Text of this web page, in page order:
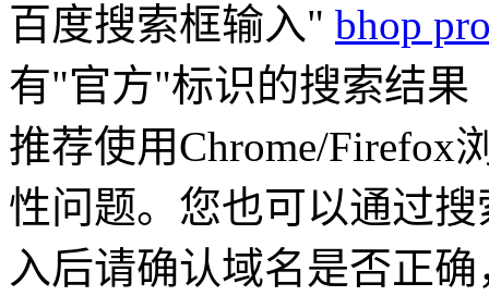
百度搜索框输入" bhop
有"官方"标识的搜索结果
推荐使用Chrome/Firefox
性问题。您也可以通过
入后请确认域名是否正